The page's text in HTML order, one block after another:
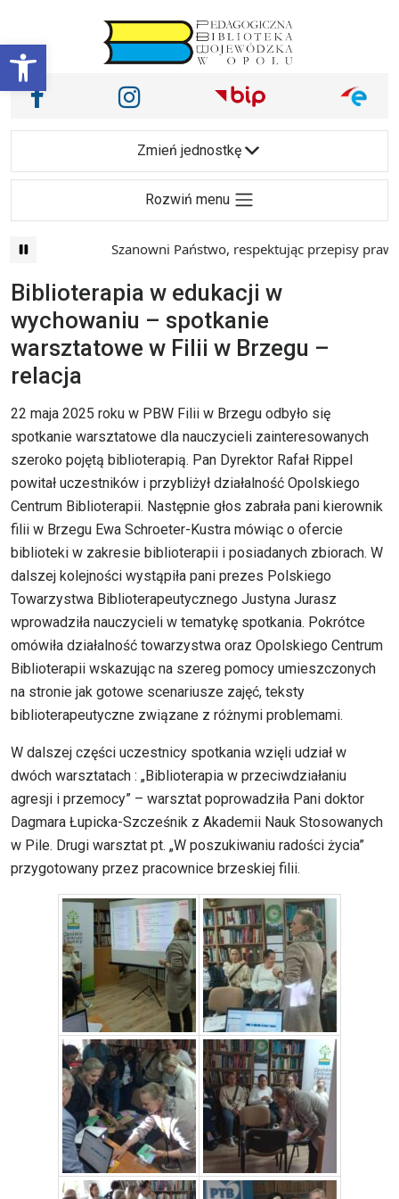
Otwórz pasek narzędzi
Main Navigation
Nasze media społecznościowe i inne
Facebook Instagram
Zmień jednostkę
Rozwiń menu
Szanowni Państwo, respektując przepisy prawa
Biblioterapia w edukacji w
wychowaniu – spotkanie
warsztatowe w Filii w Brzegu –
relacja
22 maja 2025 roku w PBW Filii w Brzegu odbyło się
spotkanie warsztatowe dla nauczycieli zainteresowanych
szeroko pojętą biblioterapią. Pan Dyrektor Rafał Rippel
powitał uczestników i przybliżył działalność Opolskiego
Centrum Biblioterapii. Następnie głos zabrała pani kierownik
filii w Brzegu Ewa Schroeter-Kustra mówiąc o ofercie
biblioteki w zakresie biblioterapii i posiadanych zbiorach. W
dalszej kolejności wystąpiła pani prezes Polskiego
Towarzystwa Biblioterapeutycznego Justyna Jurasz
wprowadziła nauczycieli w tematykę spotkania. Pokrótce
omówiła działalność towarzystwa oraz Opolskiego Centrum
Biblioterapii wskazując na szereg pomocy umieszczonych
na stronie jak gotowe scenariusze zajęć, teksty
biblioterapeutyczne związane z różnymi problemami.
W dalszej części uczestnicy spotkania wzięli udział w
dwóch warsztatach : „Biblioterapia w przeciwdziałaniu
agresji i przemocy” – warsztat poprowadziła Pani doktor
Dagmara Łupicka-Szcześnik z Akademii Nauk Stosowanych
w Pile. Drugi warsztat pt. „W poszukiwaniu radości życia”
przygotowany przez pracownice brzeskiej filii.